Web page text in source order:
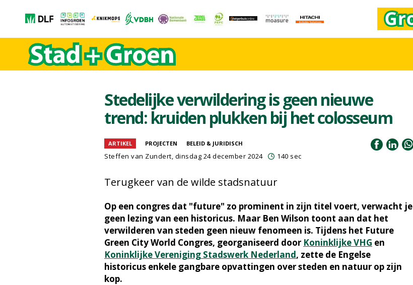
Stedelijke verwildering is geen nieuwe
trend: kruiden plukken bij het colosseum
ARTIKEL PROJECTEN BELEID & JURIDISCH
Steffen van Zundert, dinsdag 24 december 2024 140 sec
Terugkeer van de wilde stadsnatuur
Op een congres dat "future" zo prominent in zijn titel voert, verwacht je
geen lezing van een historicus. Maar Ben Wilson toont aan dat het
verwilderen van steden geen nieuw fenomeen is. Tijdens het Future
Green City World Congres, georganiseerd door Koninklijke VHG en
Koninklijke Vereniging Stadswerk Nederland, zette de Engelse
historicus enkele gangbare opvattingen over steden en natuur op zijn
kop.